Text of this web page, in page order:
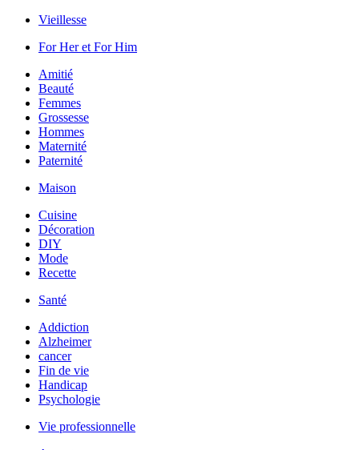
Vieillesse
For Her et For Him
Amitié
Beauté
Femmes
Grossesse
Hommes
Maternité
Paternité
Maison
Cuisine
Décoration
DIY
Mode
Recette
Santé
Addiction
Alzheimer
cancer
Fin de vie
Handicap
Psychologie
Vie professionnelle